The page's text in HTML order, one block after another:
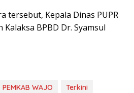
tersebut, Kepala Dinas PUPR
Kalaksa BPBD Dr. Syamsul
PEMKAB WAJO Terkini